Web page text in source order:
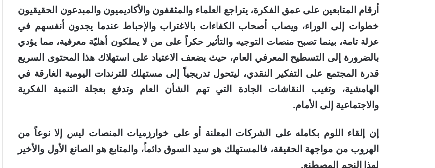
أرقام المتابعين على عمق الفكرة، يتراجع العلماء والمثقفون والأكاديميون والمبدعون الحقيقيون
خطوات إلى الوراء، ويصاب أصحاب الكفاءات بالاغتراب والإحباط عندما يجدون أنفسهم في
عزلة تامة، بينما تصبح منصات التوجيه والتأثير حكراً على من لا يملكون أهليّة معرفية، مما يؤدي
بالضرورة إلى التسطيح المعرفي العام، حيث يضعف الاعتياد على استهلاك هذا المحتوى السريع
قدرة المجتمع على التفكير النقدي، ليتحول تدريجياً إلى مستهلك للترندات اليومية الغارقة في
الهامشية، وتغيب النقاشات الجادة التي تهم الشأن العام وتدفع بعجلة التنمية الفكرية
والاجتماعية إلى الأمام.
إن إلقاء اللوم بكامله على الشركات المعلنة أو على خوارزميات المنصات ليس إلا نوعاً من
الهروب من مواجهة الحقيقة، فالمستهلك هو سيد السوق دائماً، والمتابع هو الصانع الأول والأخير
لهذا النجم المصطنع.